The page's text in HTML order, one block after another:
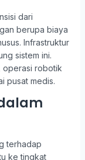
dari
berupa biaya
Infrastruktur
sistem ini.
operasi robotik
pusat medis.
terhadap
ke tingkat